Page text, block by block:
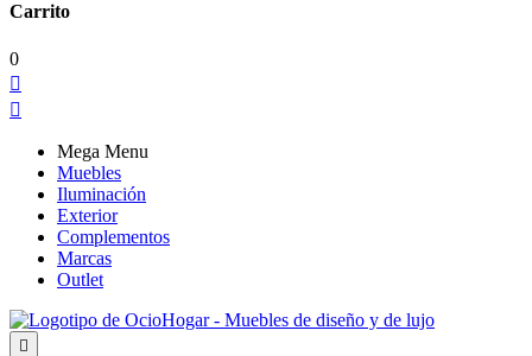
Carrito
0


Mega Menu
Muebles
Iluminación
Exterior
Complementos
Marcas
Outlet
